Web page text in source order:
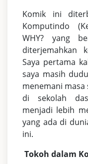
Komik ini
Komputindo
WHY? yang
diterjemahkan
Saya pertama
saya masih
menemani masa
di sekolah
menjadi lebih
yang ada di
ini.
Tokoh dalam